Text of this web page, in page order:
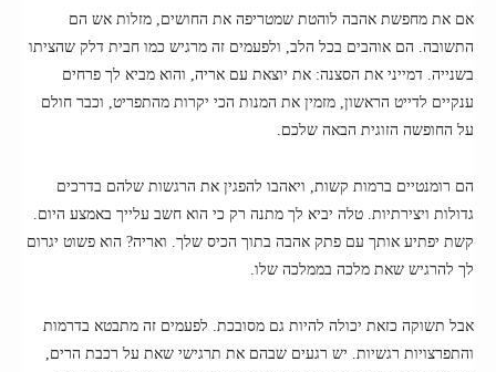
אם את מחפשת אהבה לוהטת שמטריפה את החושים, מזלות אש הם
התשובה. הם אוהבים בכל הלב, ולפעמים זה מרגיש כמו חבית דלק שהציתו
בשנייה. דמייני את הסצנה: את יוצאת עם אריה, והוא מביא לך פרחים
ענקיים לדייט הראשון, מזמין את המנות הכי יקרות מהתפריט, וכבר חולם
על החופשה הזוגית הבאה שלכם.
הם רומנטיים ברמות קשות, ויאהבו להפגין את הרגשות שלהם בדרכים
גדולות ויצירתיות. טלה יביא לך מתנה רק כי הוא חשב עלייך באמצע היום.
קשת יפתיע אותך עם פתק אהבה בתוך הכיס שלך. ואריה? הוא פשוט יגרום
לך להרגיש שאת מלכה בממלכה שלו.
אבל תשוקה כזאת יכולה להיות גם מסובכת. לפעמים זה מתבטא בדרמות
והתפרצויות רגשיות. יש רגעים שבהם את תרגישי שאת על רכבת הרים,